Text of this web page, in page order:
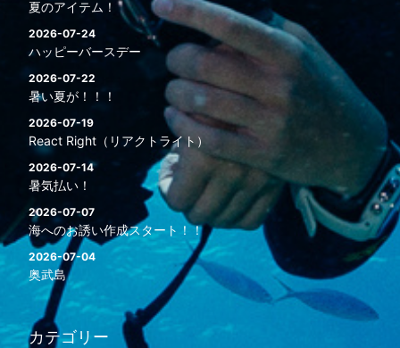
夏のアイテム！
2026-07-24
ハッピーバースデー
2026-07-22
暑い夏が！！！
2026-07-19
React Right（リアクトライト）
2026-07-14
暑気払い！
2026-07-07
海へのお誘い作成スタート！！
2026-07-04
奥武島
カテゴリー